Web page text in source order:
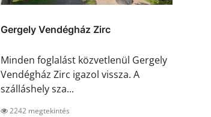
Gergely Vendégház Zirc
Minden foglalást közvetlenül Gergely
Vendégház Zirc igazol vissza. A
szálláshely sza...
2242 megtekintés